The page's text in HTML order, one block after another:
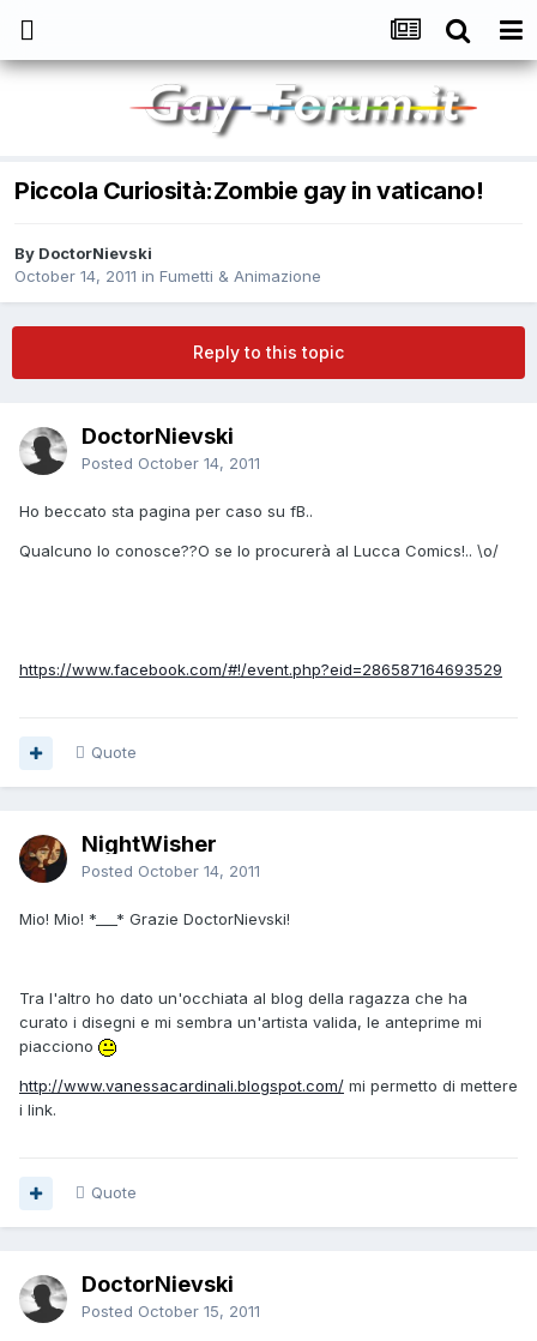
Piccola Curiosità:Zombie gay in vaticano!
By DoctorNievski
October 14, 2011 in Fumetti & Animazione
Reply to this topic
DoctorNievski
Posted October 14, 2011
Ho beccato sta pagina per caso su fB..
Qualcuno lo conosce??O se lo procurerà al Lucca Comics!.. \o/
https://www.facebook.com/#!/event.php?eid=286587164693529
Quote
NightWisher
Posted October 14, 2011
Mio! Mio! *___* Grazie DoctorNievski!
Tra l'altro ho dato un'occhiata al blog della ragazza che ha
curato i disegni e mi sembra un'artista valida, le anteprime mi
piacciono
http://www.vanessacardinali.blogspot.com/ mi permetto di mettere
i link.
Quote
DoctorNievski
Posted October 15, 2011